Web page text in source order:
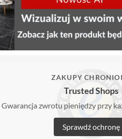
ZAKUPY
Trusted Shops
Gwarancja zwrotu pieniędzy przy
Sprawdź ochronę